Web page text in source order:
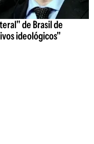
de Brasil de
ideológicos"